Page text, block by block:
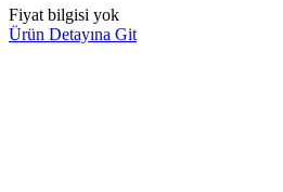
Fiyat bilgisi yok
Ürün Detayına Git